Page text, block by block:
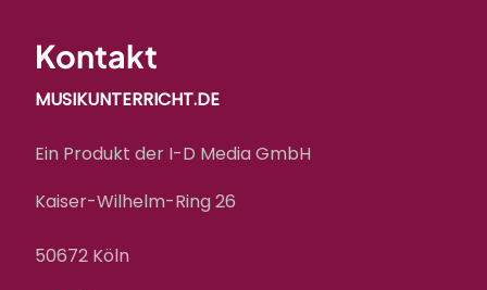
Kontakt
MUSIKUNTERRICHT.DE
Ein Produkt der I-D Media GmbH
Kaiser-Wilhelm-Ring 26
50672 Köln